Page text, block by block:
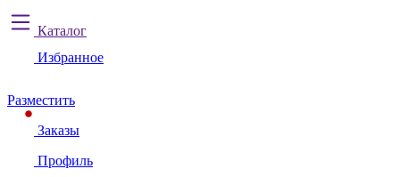
Каталог
Избранное
Разместить
Заказы
Профиль